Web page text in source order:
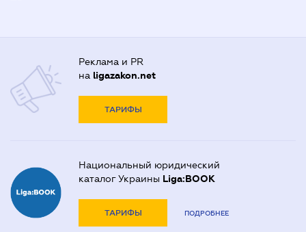
Реклама и PR
на ligazakon.net
ТАРИФЫ
Национальный юридический
каталог Украины Liga:BOOK
ТАРИФЫ ПОДРОБНЕЕ